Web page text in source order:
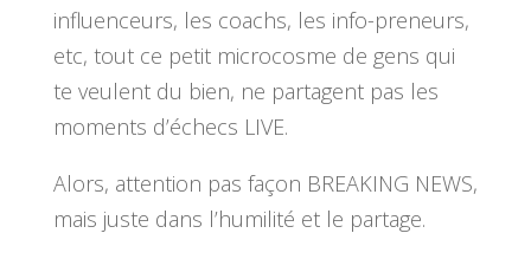
influenceurs, les coachs, les info-preneurs,
etc, tout ce petit microcosme de gens qui
te veulent du bien, ne partagent pas les
moments d’échecs LIVE.
Alors, attention pas façon BREAKING NEWS,
mais juste dans l’humilité et le partage.